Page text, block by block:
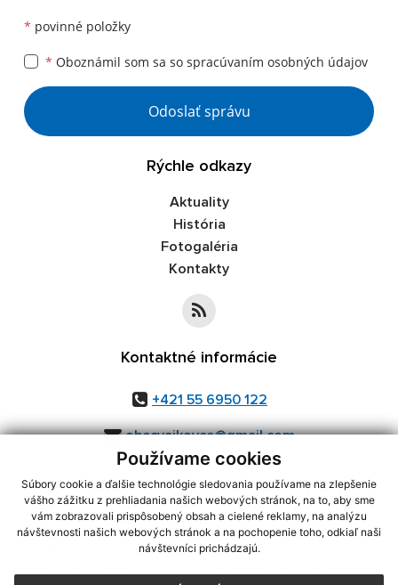
Používame cookies
Súbory cookie a ďalšie technológie sledovania používame na zlepšenie
vášho zážitku z prehliadania našich webových stránok, na to, aby sme
vám zobrazovali prispôsobený obsah a cielené reklamy, na analýzu
návštevnosti našich webových stránok a na pochopenie toho, odkiaľ naši
návštevníci prichádzajú.
* povinné položky
* Oboznámil som sa so spracúvaním osobných údajov
Odoslať správu
Rýchle odkazy
Aktuality
História
Fotogaléria
Kontakty
Kontaktné informácie
+421 55 6950 122
obecvajkovce@gmail.com
využite možnosť získavania aktuálnych informácií s využitím RSS
CMS systém (redakčný) systém ECHELON 2,Mapa stránok,web portál
webex.digital, s.r.o.,domény,registrácia domény